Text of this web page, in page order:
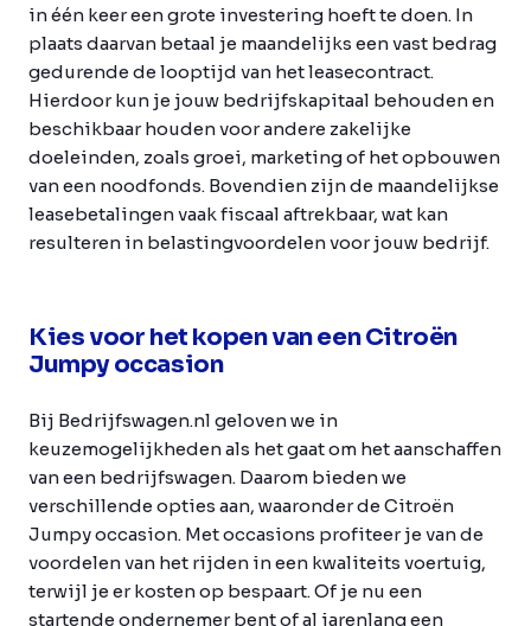
in één keer een grote investering hoeft te doen. In
plaats daarvan betaal je maandelijks een vast bedrag
gedurende de looptijd van het leasecontract.
Hierdoor kun je jouw bedrijfskapitaal behouden en
beschikbaar houden voor andere zakelijke
doeleinden, zoals groei, marketing of het opbouwen
van een noodfonds. Bovendien zijn de maandelijkse
leasebetalingen vaak fiscaal aftrekbaar, wat kan
resulteren in belastingvoordelen voor jouw bedrijf.
Kies voor het kopen van een Citroën
Jumpy occasion
Bij Bedrijfswagen.nl geloven we in
keuzemogelijkheden als het gaat om het aanschaffen
van een bedrijfswagen. Daarom bieden we
verschillende opties aan, waaronder de Citroën
Jumpy occasion. Met occasions profiteer je van de
voordelen van het rijden in een kwaliteits voertuig,
terwijl je er kosten op bespaart. Of je nu een
startende ondernemer bent of al jarenlang een